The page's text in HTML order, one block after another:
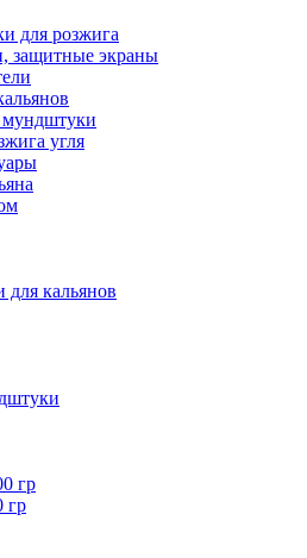
для розжига
защитные экраны
угля
для кальянов
гр
гр